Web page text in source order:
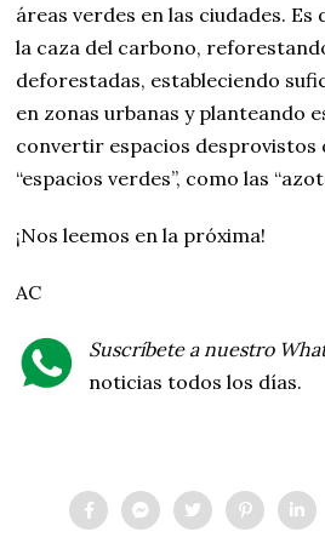
áreas verdes en las ciudades. Es
la caza del carbono,
deforestadas, estableciendo
en zonas urbanas y planteando
convertir espacios desprovistos
“espacios verdes”, como las
¡Nos leemos en la próxima!
AC
Suscríbete a nuestro
noticias todos los días.